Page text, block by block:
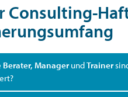
Consulting-
Berater, Manager undTrainer